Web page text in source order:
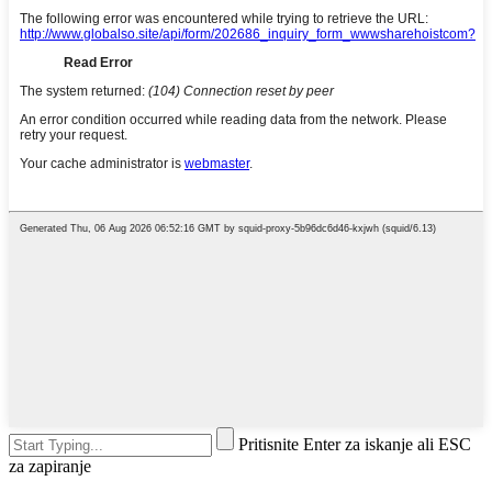
Pritisnite Enter za iskanje ali ESC
za zapiranje